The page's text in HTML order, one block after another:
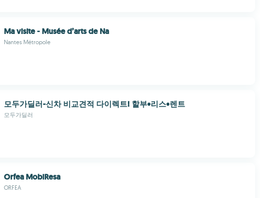
Ma visite - Musée d’arts de Na
Nantes Métropole
모두가딜러-신차 비교견적 다이렉트! 할부•리스•렌트
모두가딜러
Orfea MobiResa
ORFEA